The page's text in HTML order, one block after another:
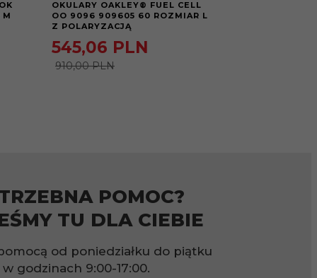
M
OKULARY OAKLEY® FUEL CELL
OO 9096 909605 60 ROZMIAR L
Z POLARYZACJĄ
545,06 PLN
910,00 PLN
POMOC?
TU DLA CIEBIE
od poniedziałku do piątku
w godzinach 9:00-17:00.